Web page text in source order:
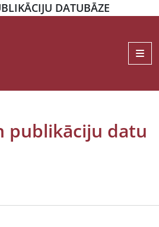
DATUBĀZE
publikāciju datu